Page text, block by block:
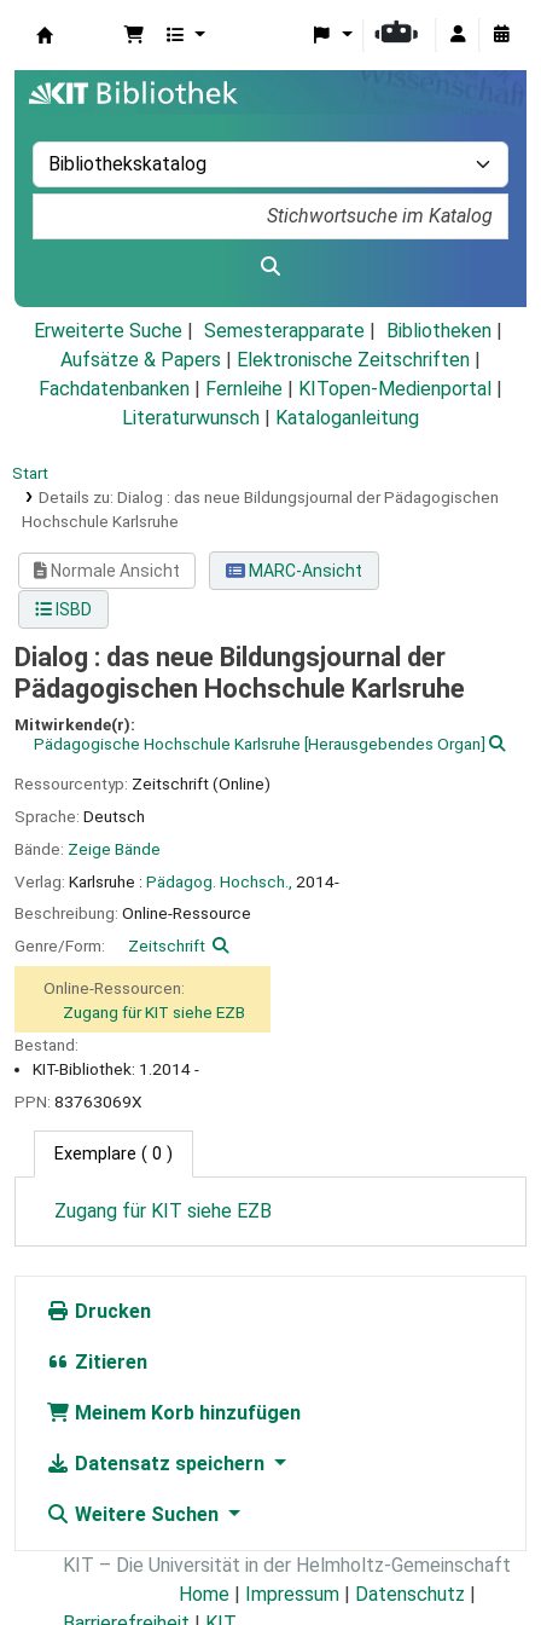
Erweiterte Suche Semesterapparate
Bibliotheken
Aufsätze & Papers
Elektronische Zeitschriften
Fachdatenbanken
Fernleihe KITopen-Medienportal
Literaturwunsch
Kataloganleitung
Start
Details zu: Dialog : das neue Bildungsjournal der Pädagogischen
Hochschule Karlsruhe
Normale Ansicht
MARC-Ansicht
ISBD
Dialog : das neue Bildungsjournal der
Pädagogischen Hochschule Karlsruhe
Mitwirkende(r):
Pädagogische Hochschule Karlsruhe [Herausgebendes Organ]
Ressourcentyp: Zeitschrift (Online)
Sprache: Deutsch
Bände: Zeige Bände
Verlag: Karlsruhe : Pädagog. Hochsch.,
2014-
Beschreibung: Online-Ressource
Genre/Form:
Zeitschrift
Online-Ressourcen:
Zugang für KIT siehe EZB
Bestand:
KIT-Bibliothek: 1.2014 -
PPN: 83763069X
Exemplare ( 0 )
Zugang für KIT siehe EZB
Drucken
Zitieren
Meinem Korb hinzufügen
Datensatz speichern
Weitere Suchen
KIT – Die Universität in der Helmholtz-Gemeinschaft
Home
Impressum Datenschutz